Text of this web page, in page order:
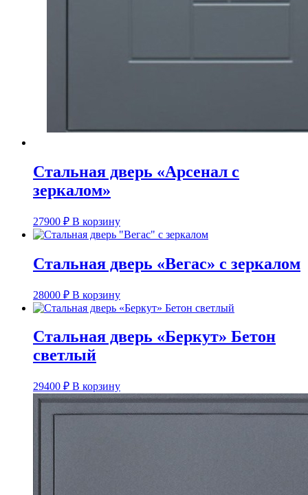
Стальная дверь «Арсенал с
зеркалом»
27900 ₽ В корзину
Стальная дверь «Вегас» с зеркалом
28000 ₽ В корзину
Стальная дверь «Беркут» Бетон
светлый
29400 ₽ В корзину